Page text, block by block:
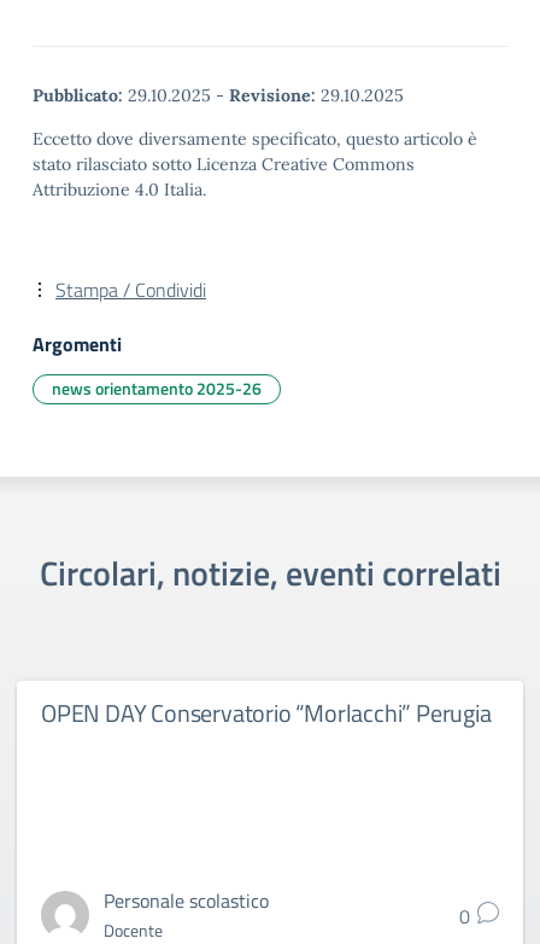
Pubblicato: 29.10.2025 - Revisione: 29.10.2025
Eccetto dove diversamente specificato, questo articolo è
stato rilasciato sotto Licenza Creative Commons
Attribuzione 4.0 Italia.
Stampa / Condividi
Argomenti
news orientamento 2025-26
Circolari, notizie, eventi correlati
OPEN DAY Conservatorio “Morlacchi” Perugia
Personale scolastico
Docente 0